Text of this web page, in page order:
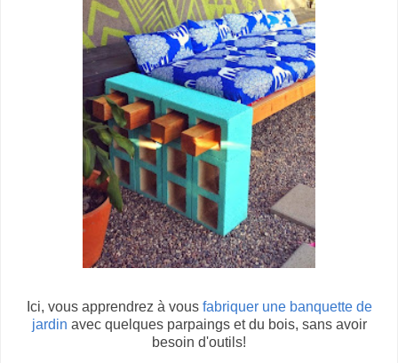
Ici, vous apprendrez à vous fabriquer une banquette de
jardin avec quelques parpaings et du bois, sans avoir
besoin d'outils!